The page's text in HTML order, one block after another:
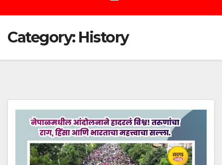
Category: History